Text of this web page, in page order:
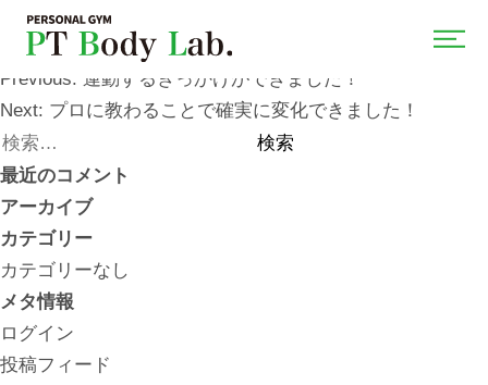
運動は苦手でしたが、トレーニングを１から学び、習慣に
できました！
投
稿
ナ
ビ
ゲ
ー
シ
ョ
ン
Previous: 運動するきっかけができました！
Next: プロに教わることで確実に変化できました！
検
索:
最近のコメント
アーカイブ
カテゴリー
カテゴリーなし
メタ情報
ログイン
投稿フィード